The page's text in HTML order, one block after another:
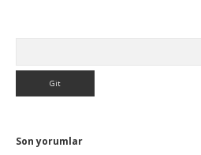
Son yorumlar